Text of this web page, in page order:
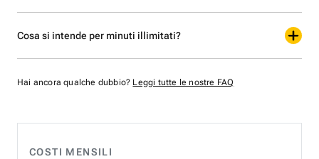
COSTI MENSILI
Cosa si intende per minuti illimitati?
Hai ancora qualche dubbio? Leggi tutte le nostre FAQ